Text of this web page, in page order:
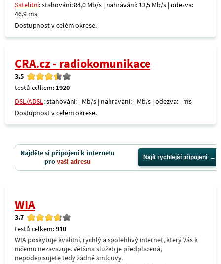
Satelitní: stahování: 84,0 Mb/s | nahrávání: 13,5 Mb/s | odezva:
46,9 ms
Dostupnost v celém okrese.
CRA.cz - radiokomunikace
3.5
testů celkem: 1920
DSL/ADSL: stahování: - Mb/s | nahrávání: - Mb/s | odezva: - ms
Dostupnost v celém okrese.
Najděte si připojení k internetu
provaši adresu Najít rychlejší připojení
WIA
3.7
testů celkem:910
WIA poskytuje kvalitní, rychlý a spolehlivý internet, který Vás k
ničemu nezavazuje. Většina služeb je předplacená,
nepodepisujete tedy žádné smlouvy.